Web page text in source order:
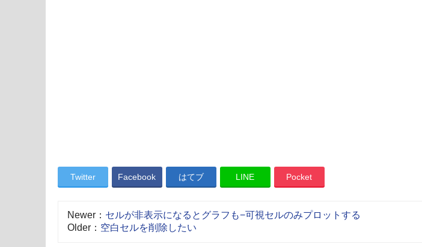
Twitter Facebook はてブ LINE Pocket
Newer： セルが非表示になるとグラフも−可視セルのみプロットする
Older： 空白セルを削除したい